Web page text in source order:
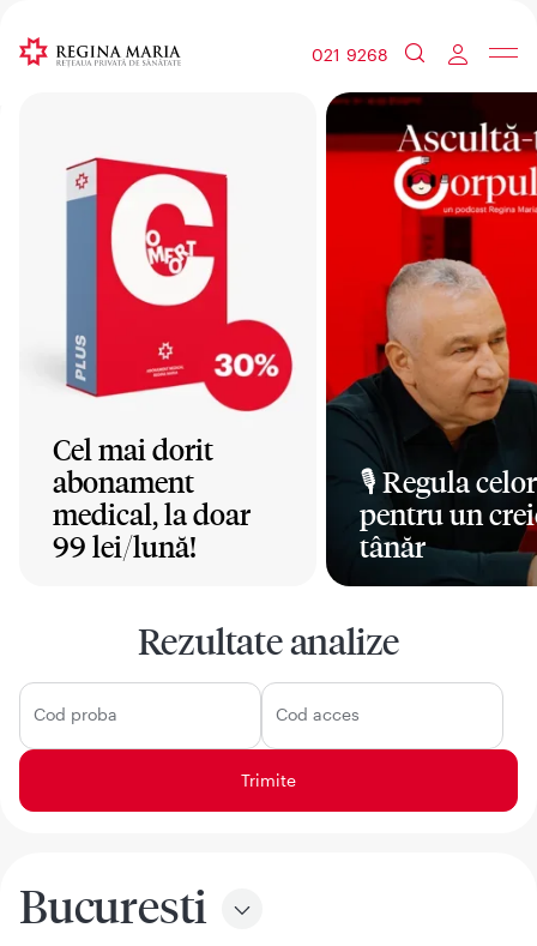
021 9268
Cel mai dorit
abonament
medical, la doar
99 lei/lună!
🎙️ Regula
pentru un
tânăr
Rezultate analize
Cod proba Cod acces
Bucuresti